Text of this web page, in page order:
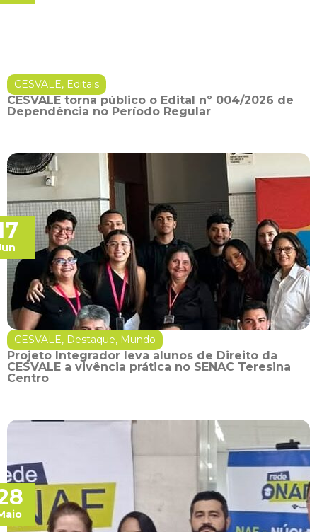
CESVALE, Editais
CESVALE torna público o Edital nº 004/2026 de
Dependência no Período Regular
CESVALE, Destaque, Mundo
Projeto Integrador leva alunos de Direito da
CESVALE a vivência prática no SENAC Teresina
Centro